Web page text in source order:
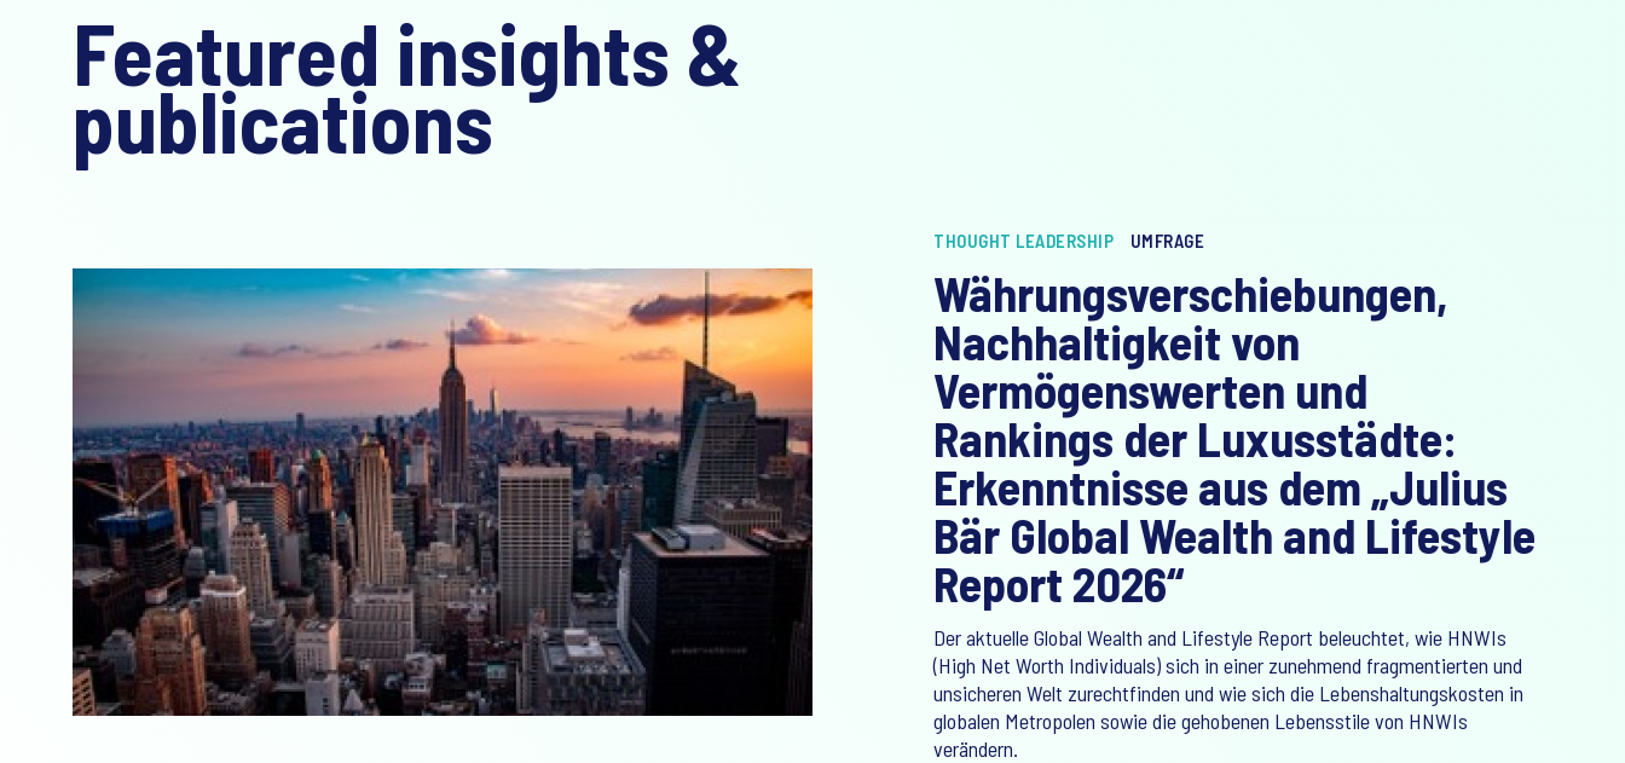
Featured insights &
publications
THOUGHT LEADERSHIP UMFRAGE
Währungsverschiebungen,
Nachhaltigkeit von
Vermögenswerten und
Rankings der Luxusstädte:
Erkenntnisse aus dem „Julius
Bär Global Wealth and Lifestyle
Report 2026“
Der aktuelle Global Wealth and Lifestyle Report beleuchtet, wie HNWIs
(High Net Worth Individuals) sich in einer zunehmend fragmentierten und
unsicheren Welt zurechtfinden und wie sich die Lebenshaltungskosten in
globalen Metropolen sowie die gehobenen Lebensstile von HNWIs
verändern.